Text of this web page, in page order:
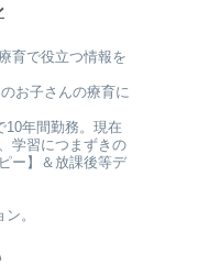
育で役立つ情報を
お子さんの療育に
10年間勤務。現在
学習につまずきの
ー】＆放課後等デ
。